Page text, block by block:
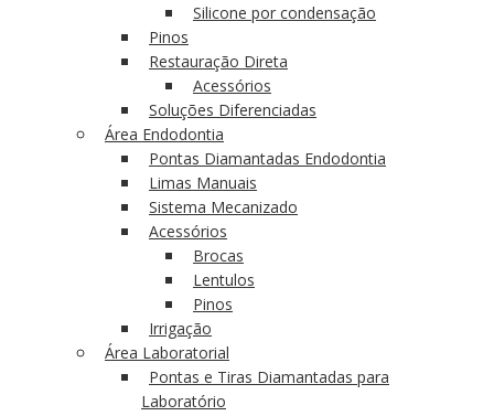
Silicone por condensação
Pinos
Restauração Direta
Acessórios
Soluções Diferenciadas
Área Endodontia
Pontas Diamantadas Endodontia
Limas Manuais
Sistema Mecanizado
Acessórios
Brocas
Lentulos
Pinos
Irrigação
Área Laboratorial
Pontas e Tiras Diamantadas para
Laboratório